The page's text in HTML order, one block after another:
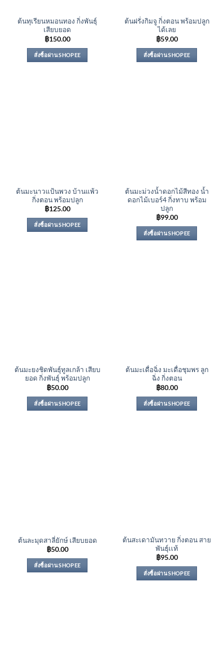
ต้นทุเรียนหมอนทอง กิ่งพันธุ์
เสียบยอด
฿150.00
สั่งซื้อผ่าน SHOPEE
ต้นฝรั่งกิมจู กิ่งตอน พร้อมปลูก
ได้เลย
฿59.00
สั่งซื้อผ่าน SHOPEE
ต้นมะนาวแป้นพวง บ้านแพ้ว
กิ่งตอน พร้อมปลูก
฿125.00
สั่งซื้อผ่าน SHOPEE
ต้นมะม่วงน้ำดอกไม้สีทอง น้ำ
ดอกไม้เบอร์4 กิ่งทาบ พร้อม
ปลูก
฿99.00
สั่งซื้อผ่าน SHOPEE
ต้นมะยงชิดพันธุ์ทูลเกล้า เสียบ
ยอด กิ่งพันธุ์ พร้อมปลูก
฿50.00
สั่งซื้อผ่าน SHOPEE
ต้นมะเดื่อฉิ่ง มะเดื่อชุมพร ลูก
ฉิ่ง กิ่งตอน
฿80.00
สั่งซื้อผ่าน SHOPEE
ต้นละมุดสาลี่ยักษ์ เสียบยอด
฿50.00
สั่งซื้อผ่าน SHOPEE
ต้นสะเดามันทวาย กิ่งตอน สาย
พันธุ์เเท้
฿95.00
สั่งซื้อผ่าน SHOPEE